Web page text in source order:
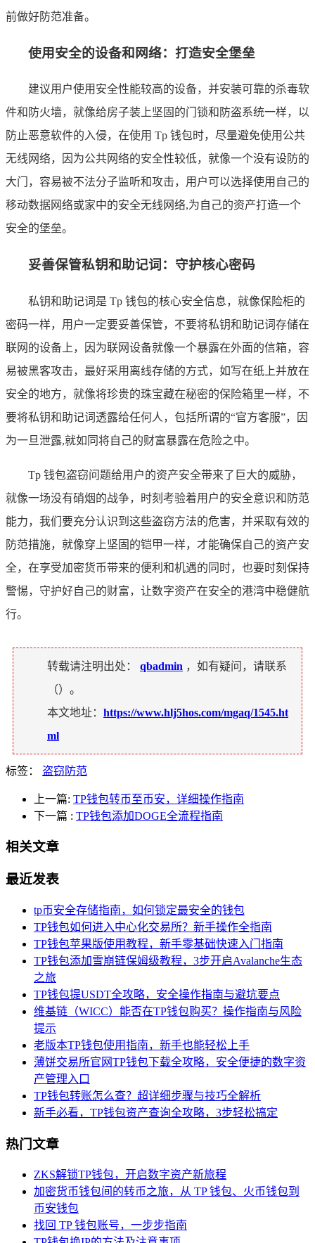
前做好防范准备。
使用安全的设备和网络：打造安全堡垒
建议用户使用安全性能较高的设备，并安装可靠的杀毒软
件和防火墙，就像给房子装上坚固的门锁和防盗系统一样，以
防止恶意软件的入侵，在使用 Tp 钱包时，尽量避免使用公共
无线网络，因为公共网络的安全性较低，就像一个没有设防的
大门，容易被不法分子监听和攻击，用户可以选择使用自己的
移动数据网络或家中的安全无线网络,为自己的资产打造一个
安全的堡垒。
妥善保管私钥和助记词：守护核心密码
私钥和助记词是 Tp 钱包的核心安全信息，就像保险柜的
密码一样，用户一定要妥善保管，不要将私钥和助记词存储在
联网的设备上，因为联网设备就像一个暴露在外面的信箱，容
易被黑客攻击，最好采用离线存储的方式，如写在纸上并放在
安全的地方，就像将珍贵的珠宝藏在秘密的保险箱里一样，不
要将私钥和助记词透露给任何人，包括所谓的“官方客服”，因
为一旦泄露,就如同将自己的财富暴露在危险之中。
Tp 钱包盗窃问题给用户的资产安全带来了巨大的威胁，
就像一场没有硝烟的战争，时刻考验着用户的安全意识和防范
能力，我们要充分认识到这些盗窃方法的危害，并采取有效的
防范措施，就像穿上坚固的铠甲一样，才能确保自己的资产安
全，在享受加密货币带来的便利和机遇的同时，也要时刻保持
警惕，守护好自己的财富，让数字资产在安全的港湾中稳健航
行。
转载请注明出处： qbadmin ，如有疑问，请联系
（）。
本文地址： https://www.hlj5hos.com/mgaq/1545.ht
ml
标签： 盗窃防范
上一篇: TP钱包转币至币安，详细操作指南
下一篇 : TP钱包添加DOGE全流程指南
相关文章
最近发表
tp币安全存储指南，如何锁定最安全的钱包
TP钱包如何进入中心化交易所？新手操作全指南
TP钱包苹果版使用教程，新手零基础快速入门指南
TP钱包添加雪崩链保姆级教程，3步开启Avalanche生态
之旅
TP钱包提USDT全攻略，安全操作指南与避坑要点
维基链（WICC）能否在TP钱包购买？操作指南与风险
提示
老版本TP钱包使用指南，新手也能轻松上手
薄饼交易所官网TP钱包下载全攻略，安全便捷的数字资
产管理入口
TP钱包转账怎么查？超详细步骤与技巧全解析
新手必看，TP钱包资产查询全攻略，3步轻松搞定
热门文章
ZKS解锁TP钱包，开启数字资产新旅程
加密货币钱包间的转币之旅，从 TP 钱包、火币钱包到
币安钱包
找回 TP 钱包账号，一步步指南